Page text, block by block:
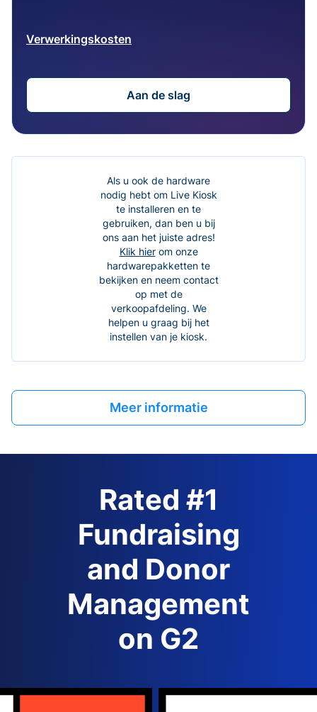
Verwerkingskosten
Aan de slag
Als u ook de hardware
nodig hebt om Live Kiosk
te installeren en te
gebruiken, dan ben u bij
ons aan het juiste adres!
Klik hierom onze
hardwarepakketten te
bekijken en neem contact
op met de
verkoopafdeling. We
helpen u graag bij het
instellen van je kiosk.
Meer informatie
Rated #1
Fundraising
and Donor
Management
on G2